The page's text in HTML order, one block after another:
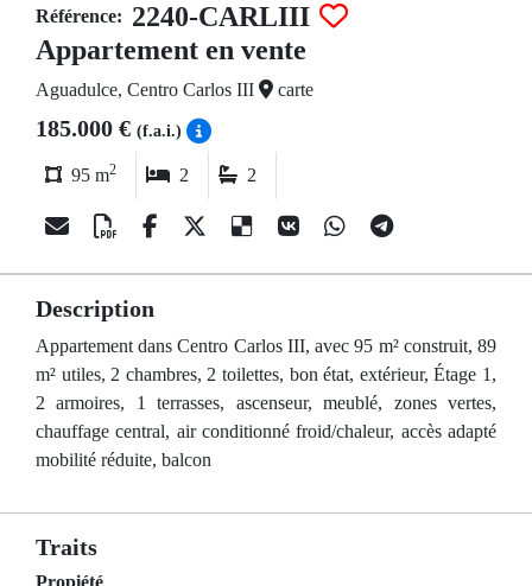
Référence: 2240-CARLIII
Appartement en vente
Aguadulce, Centro Carlos III carte
185.000 € (f.a.i.)
95 m2 2 2
Description
Appartement dans Centro Carlos III, avec 95 m² construit, 89
m² utiles, 2 chambres, 2 toilettes, bon état, extérieur, Étage 1,
2 armoires, 1 terrasses, ascenseur, meublé, zones vertes,
chauffage central, air conditionné froid/chaleur, accès adapté
mobilité réduite, balcon
Traits
Propiété